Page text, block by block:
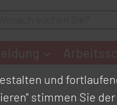
und
stimmen Sie